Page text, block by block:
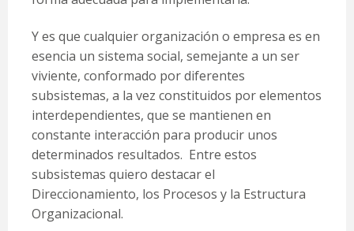
Y es que cualquier organización o empresa es en
esencia un sistema social, semejante a un ser
viviente, conformado por diferentes
subsistemas, a la vez constituidos por elementos
interdependientes, que se mantienen en
constante interacción para producir unos
determinados resultados. Entre estos
subsistemas quiero destacar el
Direccionamiento, los Procesos y la Estructura
Organizacional.